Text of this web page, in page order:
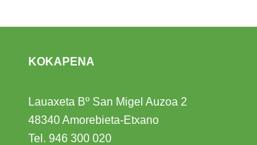
KOKAPENA
Lauaxeta Bº San Migel Auzoa 2
48340 Amorebieta-Etxano
Tel.946 300 020